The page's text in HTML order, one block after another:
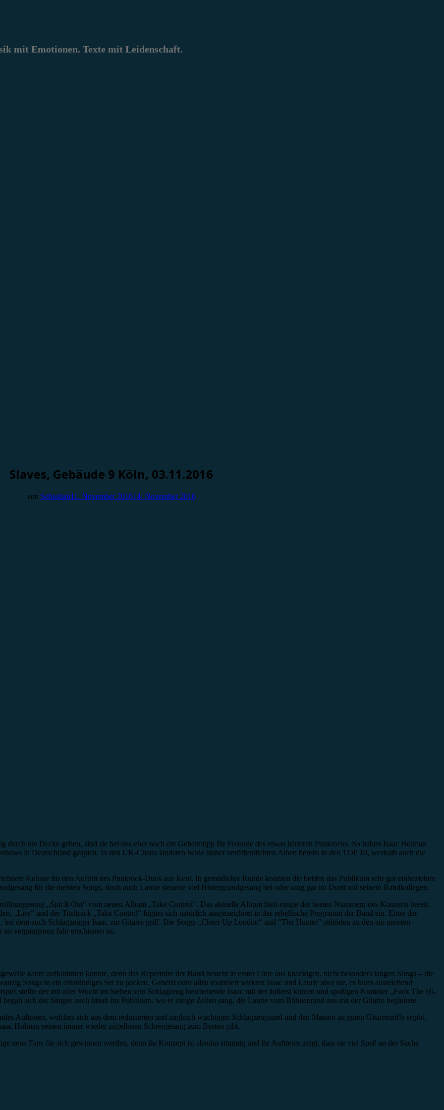
mit Emotionen. Texte mit Leidenschaft.
Slaves, Gebäude 9 Köln, 03.11.2016
von Sebastian11. November 201614. November 2016
die Decke gehen, sind sie bei uns eher noch ein Geheimtipp für Freunde des etwas härteren Punkrocks. So haben Isaac Holman
in Deutschland gespielt. In den UK-Charts landeten beide bisher veröffentlichten Alben bereits in den TOP 10, weshalb auch die
Kulisse für den Auftritt des Punkrock-Duos aus Kent. In gemütlicher Runde konnten die beiden das Publikum sehr gut einbeziehen
für die meisten Songs, doch auch Laurie steuerte viel Hintergrundgesang bei oder sang gar im Duett mit seinem Bandkollegen.
„Spit It Out“ vom neuen Album „Take Control“. Das aktuelle Album hielt einige der besten Nummern des Konzerts bereit.
„Lies“ und der Titeltrack „Take Control“ fügten sich natürlich ausgezeichnet in das rebellische Programm der Band ein. Einer der
dem auch Schlagzeuger Isaac zur Gitarre griff. Die Songs „Cheer Up London“ und “The Hunter” gehörten zu den am meisten
vergangenen Jahr erschienen ist.
kaum aufkommen konnte, denn das Repertoire der Band besteht in erster Linie aus knackigen, nicht besonders langen Songs – die
Songs in ein einstündiges Set zu packen. Gehetzt oder allzu routiniert wirkten Isaac und Laurie aber nie, es blieb ausreichend
stellte der mit aller Wucht im Stehen sein Schlagzeug bearbeitende Isaac mit der äußerst kurzen und spaßigen Nummer „Fuck The Hi-
sich der Sänger auch hinab ins Publikum, wo er einige Zeilen sang, die Laurie vom Bühnenrand aus mit der Gitarre begleitete.
Auftreten, welches sich aus dem reduzierten und zugleich wuchtigen Schlagzeugspiel und den Massen an guten Gitarrenriffs ergibt.
Holman seinen immer wieder zügellosen Schreigesang zum Besten gibt.
neue Fans für sich gewinnen werden, denn ihr Konzept ist absolut stimmig und ihr Auftreten zeigt, dass sie viel Spaß an der Sache